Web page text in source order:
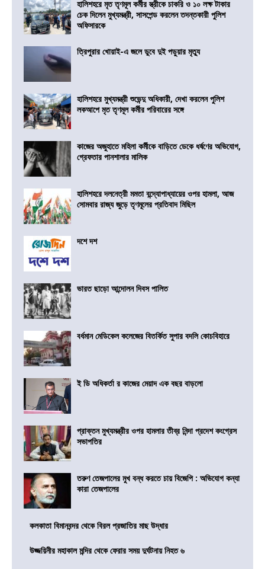
হালিশহরে মৃত তৃণমূল কর্মীর স্ত্রীকে চাকরি ও ১০ লক্ষ টাকার
চেক দিলেন মুখ্যমন্ত্রী, সাসপেন্ড করলেন তদন্তকারী পুলিশ
অফিসারকে
ত্রিপুরার খোয়াই-এ জলে ডুবে দুই পড়ুয়ার মৃত্যু
হালিশহরে মুখ্যমন্ত্রী শুভেন্দু অধিকারী, দেখা করলেন পুলিশ
লকআপে মৃত তৃণমূল কর্মীর পরিবারের সঙ্গে
কাজের অজুহাতে মহিলা কর্মীকে বাড়িতে ডেকে ধর্ষণের অভিযোগ,
গ্রেফতার পানশালার মালিক
হালিশহরে দলনেত্রী মমতা বন্দ্যোপাধ্যায়ের ওপর হামলা, আজ
সোমবার রাজ্য জুড়ে তৃণমূলের প্রতিবাদ মিছিল
দশে দশ
ভারত ছাড়ো আন্দোলন দিবস পালিত
বর্ধমান মেডিকেল কলেজের বিতর্কিত সুপার বদলি কোচবিহারে
ই ডি অধিকর্তা র কাজের মেয়াদ এক বছর বাড়লো
প্রাক্তন মুখ্যমন্ত্রীর ওপর হামলার তীব্র নিন্দা প্রদেশ কংগ্রেস
সভাপতির
তরুণ তেজপালের মুখ বন্ধ করতে চায় বিজেপি : অভিযোগ কন্যা
কারা তেজপালের
কলকাতা বিমানবন্দর থেকে বিরল প্রজাতির মাছ উদ্ধার
উজ্জয়িনীর মহাকাল মন্দির থেকে ফেরার সময় দুর্ঘটনায় নিহত ৬